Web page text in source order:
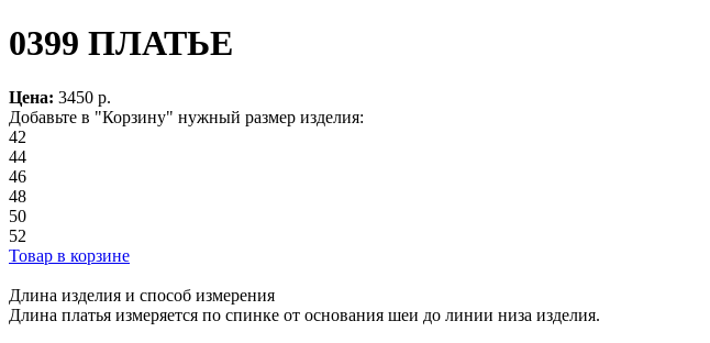
0399 ПЛАТЬЕ
Цена: 3450 р.
Добавьте в "Корзину" нужный размер изделия:
42
44
46
48
50
52
Товар в корзине
Длина изделия и способ измерения
Длина платья измеряется по спинке от основания шеи до линии низа изделия.